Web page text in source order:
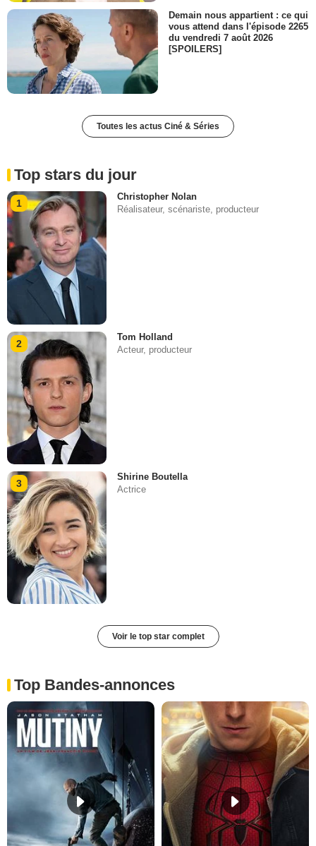
Demain nous appartient : ce qui
vous attend dans l'épisode 2265
du vendredi 7 août 2026
[SPOILERS]
Toutes les actus Ciné & Séries
Top stars du jour
1
Christopher Nolan
Réalisateur, scénariste, producteur
2
Tom Holland
Acteur, producteur
3
Shirine Boutella
Actrice
Voir le top star complet
Top Bandes-annonces